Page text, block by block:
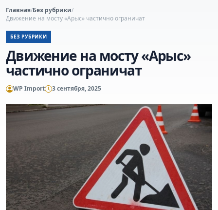
Главная/Без рубрики/
Движение на мосту «Арыс» частично ограничат
БЕЗ РУБРИКИ
Движение на мосту «Арыс»
частично ограничат
WP Import 3 сентября, 2025